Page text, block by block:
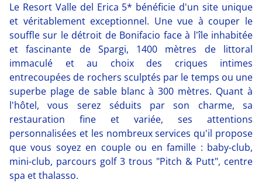
Le Resort Valle del Erica 5* bénéficie d'un site unique
et véritablement exceptionnel. Une vue à couper le
souffle sur le détroit de Bonifacio face à l'île inhabitée
et fascinante de Spargi, 1400 mètres de littoral
immaculé et au choix des criques intimes
entrecoupées de rochers sculptés par le temps ou une
superbe plage de sable blanc à 300 mètres. Quant à
l'hôtel, vous serez séduits par son charme, sa
restauration fine et variée, ses attentions
personnalisées et les nombreux services qu'il propose
que vous soyez en couple ou en famille : baby-club,
mini-club, parcours golf 3 trous "Pitch & Putt", centre
spa et thalasso.